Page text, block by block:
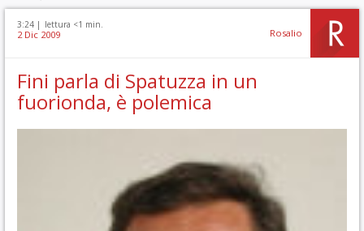
3:24 | lettura <1 min.
2 Dic 2009 Rosalio
Fini parla di Spatuzza in un
fuorionda, è polemica